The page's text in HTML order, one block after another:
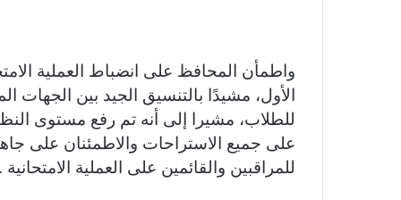
k
er
واطمأن المحافظ على انضباط العملية
الأول، مشيدًا بالتنسيق الجيد بين الجهات
للطلاب، مشيرا إلى أنه تم رفع مستوى
على جميع الاستراحات والاطمئنان على
للمراقبين والقائمين على العملية الامتحانية .